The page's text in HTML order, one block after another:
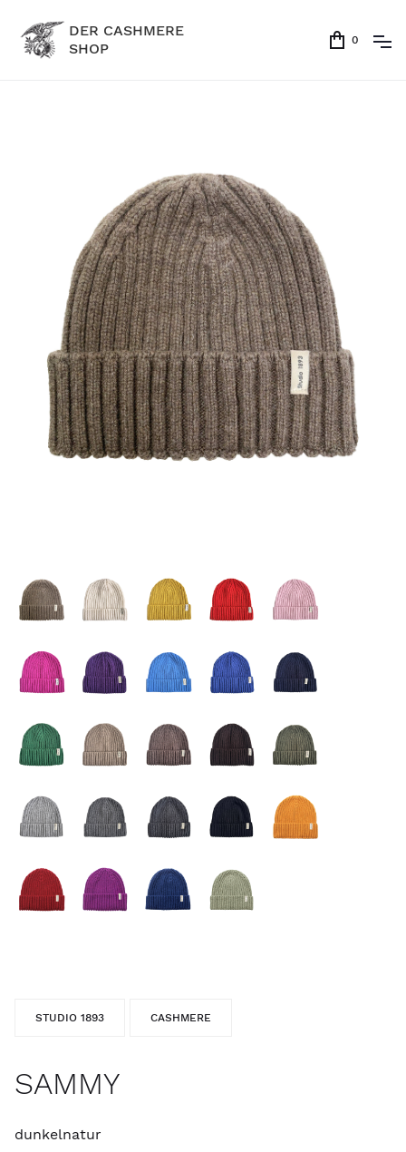
DER CASHMERE
SHOP
0
STUDIO 1893 CASHMERE
SAMMY
dunkelnatur